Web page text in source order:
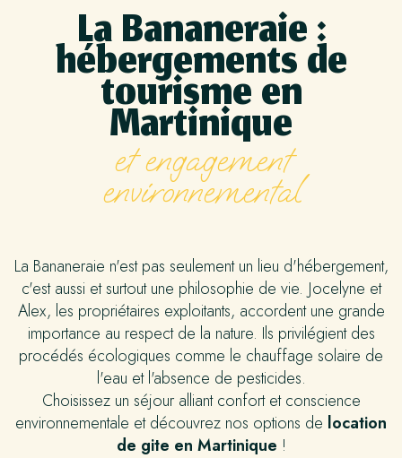
La Bananeraie :
hébergements de
tourisme en
Martinique
et engagement
environnemental
La Bananeraie n'est pas seulement un lieu d'hébergement,
c'est aussi et surtout une philosophie de vie. Jocelyne et
Alex, les propriétaires exploitants, accordent une grande
importance au respect de la nature. Ils privilégient des
procédés écologiques comme le chauffage solaire de
l'eau et l'absence de pesticides.
Choisissez un séjour alliant confort et conscience
environnementale et découvrez nos options de location
de gite en Martinique !